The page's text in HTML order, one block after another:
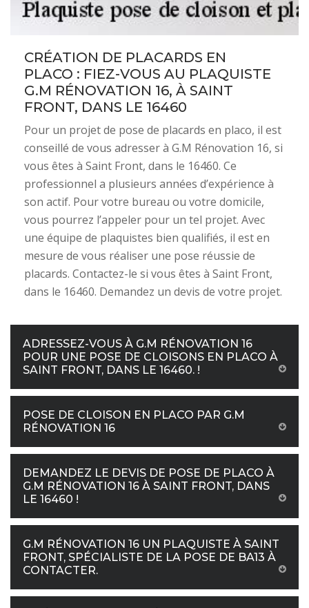
CRÉATION DE PLACARDS EN
PLACO : FIEZ-VOUS AU PLAQUISTE
G.M RÉNOVATION 16, À SAINT
FRONT, DANS LE 16460
Pour un projet de pose de placards en placo, il est
conseillé de vous adresser à G.M Rénovation 16, si
vous êtes à Saint Front, dans le 16460. Ce
professionnel a plusieurs années d’expérience à
son actif. Pour votre bureau ou votre domicile,
vous pourrez l’appeler pour un tel projet. Avec
une équipe de plaquistes bien qualifiés, il est en
mesure de vous réaliser une pose réussie de
placards. Contactez-le si vous êtes à Saint Front,
dans le 16460. Demandez un devis de votre projet.
ADRESSEZ-VOUS À G.M RÉNOVATION 16
POUR UNE POSE DE CLOISONS EN PLACO À
SAINT FRONT, DANS LE 16460. !
POSE DE CLOISON EN PLACO PAR G.M
RÉNOVATION 16
DEMANDEZ LE DEVIS DE POSE DE PLACO À
G.M RÉNOVATION 16 À SAINT FRONT, DANS
LE 16460 !
G.M RÉNOVATION 16 UN PLAQUISTE À SAINT
FRONT, SPÉCIALISTE DE LA POSE DE BA13 À
CONTACTER.